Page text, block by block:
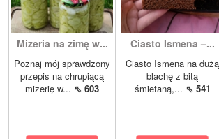
Mizeria na zimę w...
Poznaj mój sprawdzony
przepis na chrupiącą
mizerię w... ⇖ 603
Ciasto Ismena –...
Ciasto Ismena na dużą
blachę z bitą
śmietaną,... ⇖ 541